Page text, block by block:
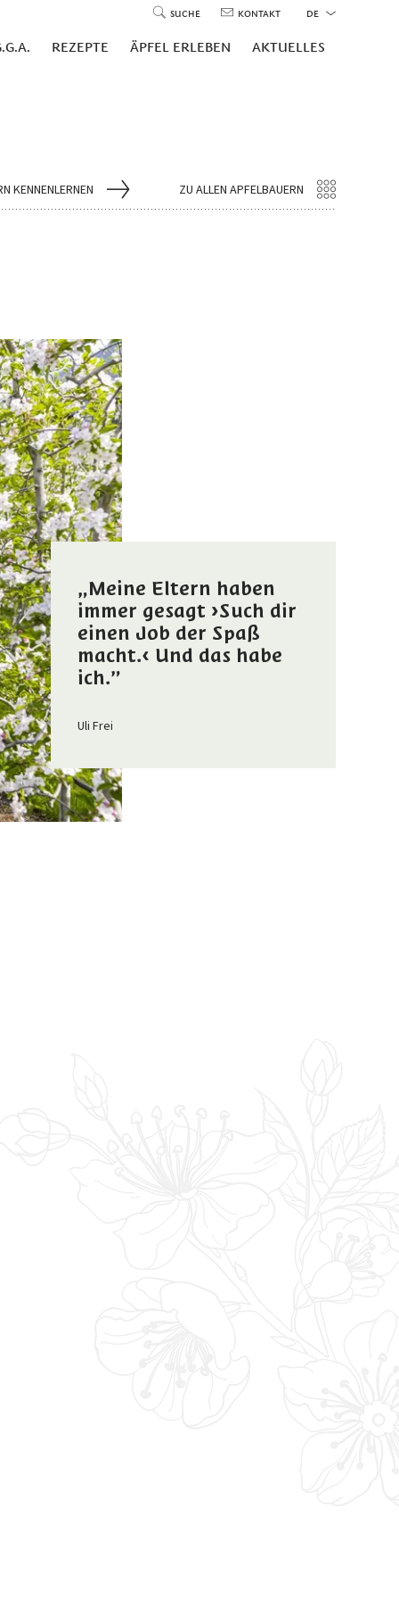
SUCHE KONTAKT DE
REZEPTE ÄPFEL ERLEBEN AKTUELLES
ZU ALLEN APFELBAUERN
KENNENLERNEN
„Meine Eltern haben
immer gesagt ›Such dir
einen Job der Spaß
macht.‹ Und das habe
ich.”
Uli Frei